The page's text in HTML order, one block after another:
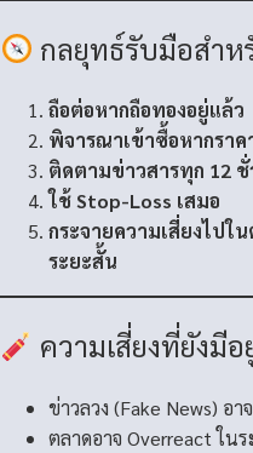
กลยุทธ์รับมือสำ
ถือต่อหากถือทองอยู่แล้ว
พิจารณาเข้าซื้อหากรา
ติดตามข่าวสารทุก 12 ชั่
ใช้ Stop-Loss เสมอ
กระจายความเสี่ยงไปใ
ระยะสั้น
ความเสี่ยงที่ยังมีอ
ข่าวลวง (Fake News) อ
ตลาดอาจ Overreact ใน